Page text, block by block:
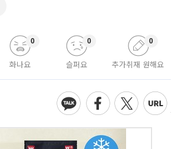
화나요
0
슬퍼요
0
추가취재 원해요
0